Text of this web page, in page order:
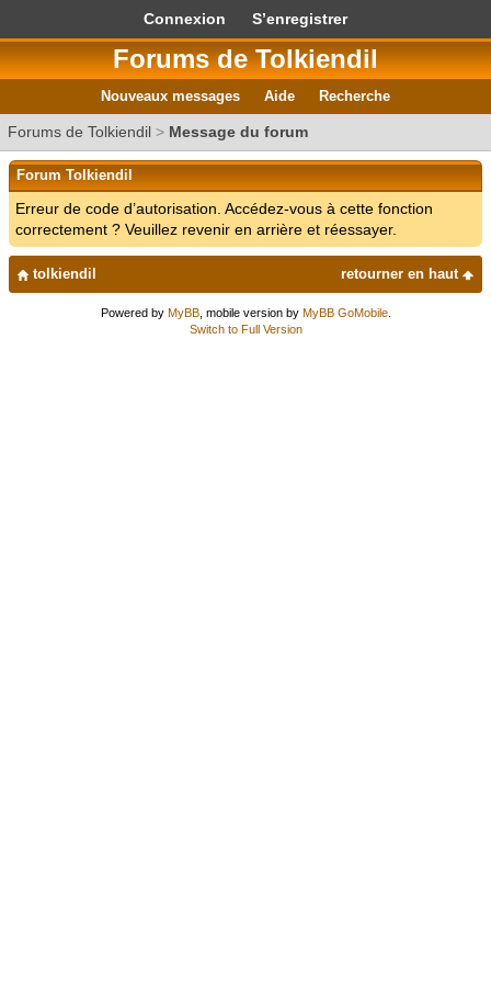
Connexion S’enregistrer
Forums de Tolkiendil
Nouveaux messages Aide Recherche
Forums de Tolkiendil > Message du forum
Forum Tolkiendil
Erreur de code d’autorisation. Accédez-vous à cette fonction
correctement ? Veuillez revenir en arrière et réessayer.
retourner en haut
tolkiendil
Powered by MyBB, mobile version by MyBB GoMobile.
Switch to Full Version